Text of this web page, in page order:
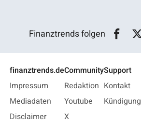
Finanztrends folgen
finanztrends.de
Impressum
Mediadaten
Disclaimer
Community
Redaktion
Youtube
X
Support
Kontakt
Kündigung